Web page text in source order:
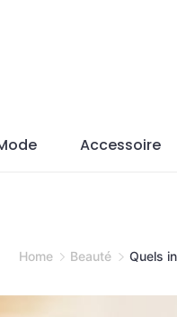
Accessoire
Home Beauté Quels